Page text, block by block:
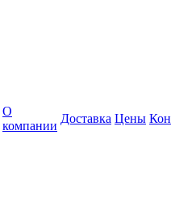
О
компании
Доставка Цены